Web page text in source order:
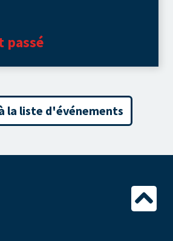
passé
la liste d'événements